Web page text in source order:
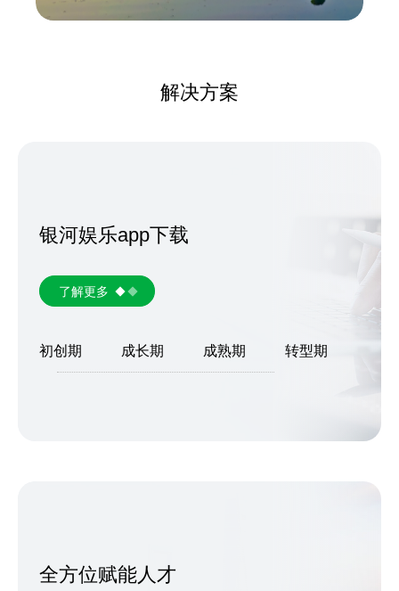
解决方案
银河娱乐app下载
了解更多
初创期 成长期 成熟期 转型期
全方位赋能人才